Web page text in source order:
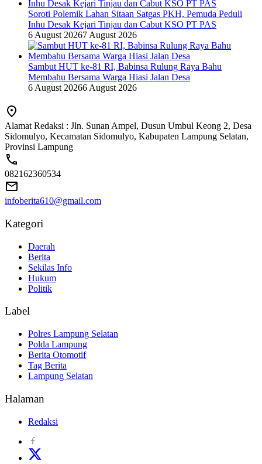
Soroti Polemik Lahan Sitaan Satgas PKH, Pemuda Peduli
Inhu Desak Kejari Tinjau dan Cabut KSO PT PAS
6 August 20267 August 2026
Sambut HUT ke-81 RI, Babinsa Rulung Raya Bahu
Membahu Bersama Warga Hiasi Jalan Desa
6 August 20266 August 2026
Alamat Redaksi : Jln. Sunan Ampel, Dusun Umbul Keong 2, Desa
Sidomulyo, Kecamatan Sidomulyo, Kabupaten Lampung Selatan,
Provinsi Lampung
082162360534
infoberita610@gmail.com
Kategori
Daerah
Berita
Sekilas Info
Hukum
Politik
Label
Polres Lampung Selatan
Polda Lampung
Berita Otomotif
Tag Berita
Lampung Selatan
Halaman
Redaksi